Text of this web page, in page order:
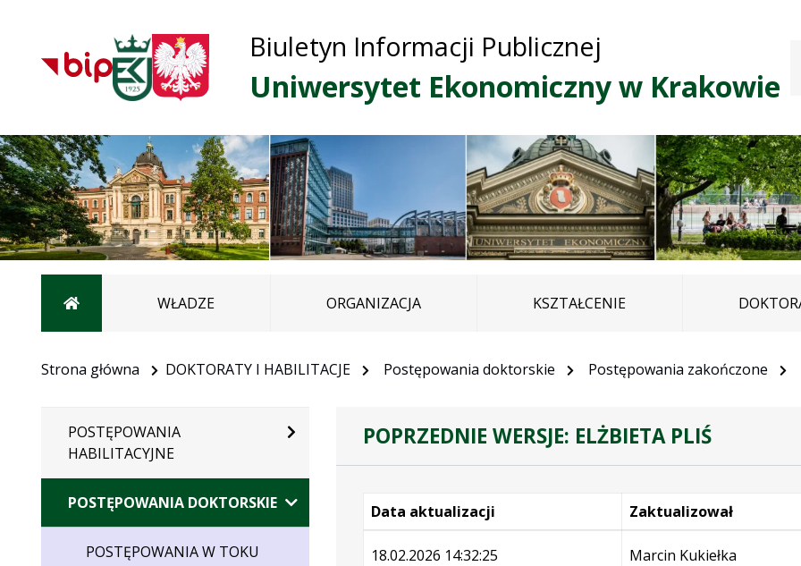
głównego menu
Przejdź do treści
Przejdź do mapy
serwisu
Biuletyn Informacji Publicznej
Uniwersytet Ekonomiczny w Krakowie
Strona głównaWŁADZE ORGANIZACJA KSZTAŁCENIE
Strona główna DOKTORATY I HABILITACJE Postępowania doktorskie Postępowania zakończone
POSTĘPOWANIA
HABILITACYJNE
POSTĘPOWANIA DOKTORSKIE
POSTĘPOWANIA W TOKU
POPRZEDNIE WERSJE: ELŻBIETA PLIŚ
Data aktualizacji Zaktualizował
18.02.2026 14:32:25
Marcin Kukiełka